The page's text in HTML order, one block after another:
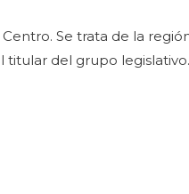
Se trata de la
titular del grupo legislativo.